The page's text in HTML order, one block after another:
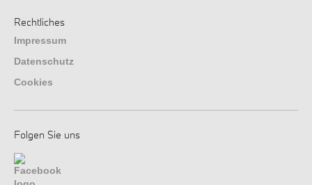
Rechtliches
Impressum
Datenschutz
Cookies
Folgen Sie uns